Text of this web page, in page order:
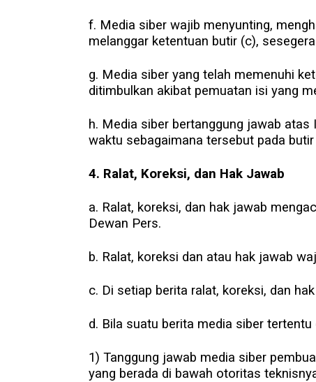
f. Media siber wajib menyunting,
melanggar ketentuan butir (c),
g. Media siber yang telah memenuhi
ditimbulkan akibat pemuatan isi yang
h. Media siber bertanggung jawab
waktu sebagaimana tersebut pada
4. Ralat, Koreksi, dan Hak Jawab
a. Ralat, koreksi, dan hak jawab
Dewan Pers.
b. Ralat, koreksi dan atau hak jawab
c. Di setiap berita ralat, koreksi, dan
d. Bila suatu berita media siber
1) Tanggung jawab media siber
yang berada di bawah otoritas